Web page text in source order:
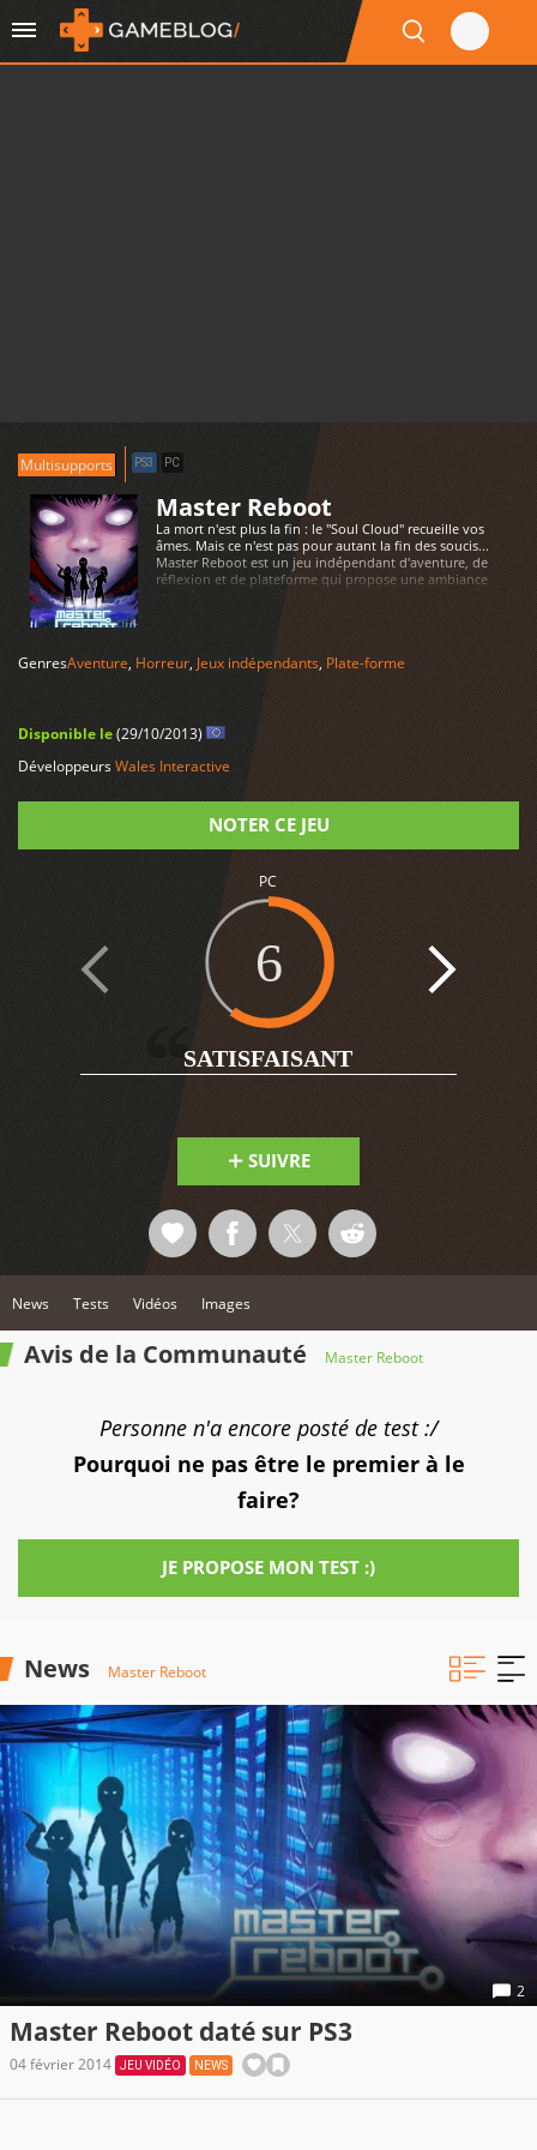
Multisupports PS3 PC
Master Reboot
La mort n'est plus la fin : le "Soul Cloud" recueille vos
âmes. Mais ce n'est pas pour autant la fin des soucis...
Master Reboot est un jeu indépendant d'aventure, de
réflexion et de plateforme qui propose une ambiance
inquiétante et envoûtante.
GenresAventure, Horreur, Jeux indépendants, Plate-forme
Disponible le(29/10/2013)
DéveloppeursWales Interactive
NOTER CE JEU
PC
6
SATISFAISANT
SUIVRE
News Tests Vidéos Images
Avis de la Communauté Master Reboot
Personne n'a encore posté de test :/
Pourquoi ne pas être le premier à le
faire?
JE PROPOSE MON TEST :)
News Master Reboot
2
Master Reboot daté sur PS3
04 février 2014 JEU VIDÉO NEWS